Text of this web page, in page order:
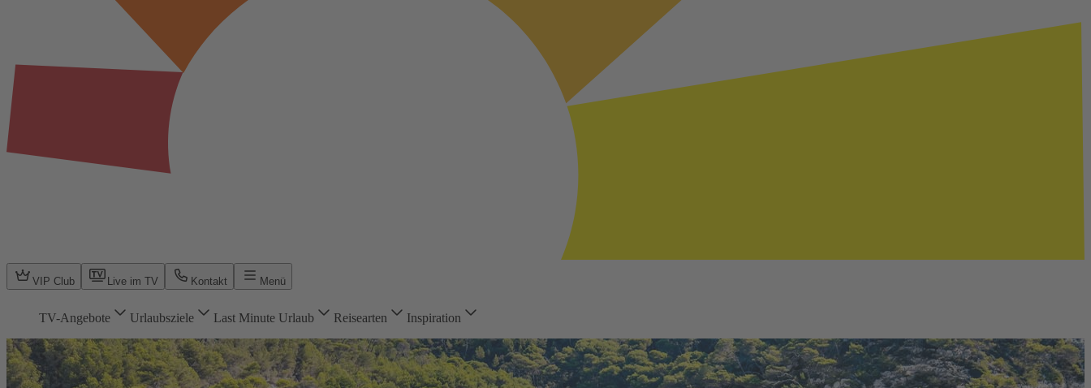
VIP Club Live im TV Kontakt Menü
TV-Angebote Urlaubsziele Last Minute Urlaub Reisearten Inspiration